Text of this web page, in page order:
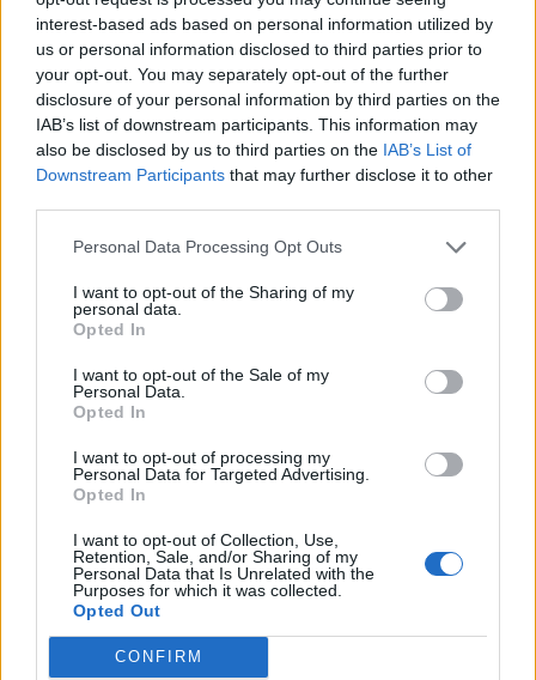
interest-based ads based on personal information utilized by
us or personal information disclosed to third parties prior to
your opt-out. You may separately opt-out of the further
disclosure of your personal information by third parties on the
IAB’s list of downstream participants. This information may
also be disclosed by us to third parties on the IAB’s List of
Downstream Participants that may further disclose it to other
Personal Data Processing Opt Outs
I want to opt-out of the Sharing of my
personal data.
Opted In
I want to opt-out of the Sale of my
Personal Data.
Opted In
I want to opt-out of processing my
Personal Data for Targeted Advertising.
Opted In
I want to opt-out of Collection, Use,
Retention, Sale, and/or Sharing of my
Personal Data that Is Unrelated with the
Purposes for which it was collected.
Opted Out
CONFIRM
Afficher la carte